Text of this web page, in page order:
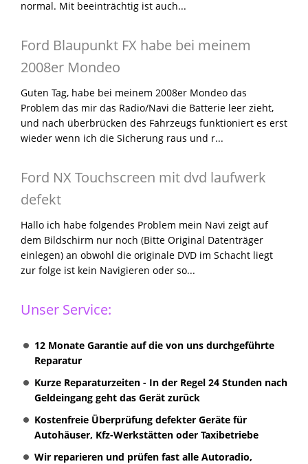
normal. Mit beeinträchtig ist auch...
Ford Blaupunkt FX habe bei meinem
2008er Mondeo
Guten Tag, habe bei meinem 2008er Mondeo das
Problem das mir das Radio/Navi die Batterie leer zieht,
und nach überbrücken des Fahrzeugs funktioniert es erst
wieder wenn ich die Sicherung raus und r...
Ford NX Touchscreen mit dvd laufwerk
defekt
Hallo ich habe folgendes Problem mein Navi zeigt auf
dem Bildschirm nur noch (Bitte Original Datenträger
einlegen) an obwohl die originale DVD im Schacht liegt
zur folge ist kein Navigieren oder so...
Unser Service:
12 Monate Garantie auf die von uns durchgeführte
Reparatur
Kurze Reparaturzeiten - In der Regel 24 Stunden nach
Geldeingang geht das Gerät zurück
Kostenfreie Überprüfung defekter Geräte für
Autohäuser, Kfz-Werkstätten oder Taxibetriebe
Wir reparieren und prüfen fast alle Autoradio,